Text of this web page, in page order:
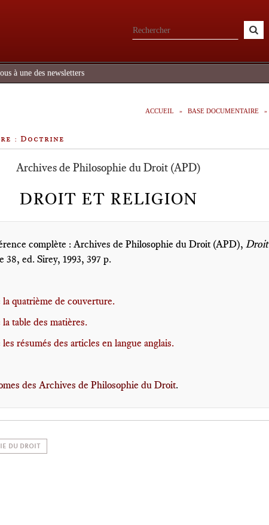
à une des newsletters
ACCUEIL BASE DOCUMENTAIRE
: Doctrine
Archives de Philosophie du Droit (APD)
DROIT ET RELIGION
complète : Archives de Philosophie du Droit (APD), Droit
38, ed. Sirey, 1993, 397 p.
quatrième de couverture.
table des matières.
résumés des articles en langue anglais.
des Archives de Philosophie du Droit.
DU DROIT